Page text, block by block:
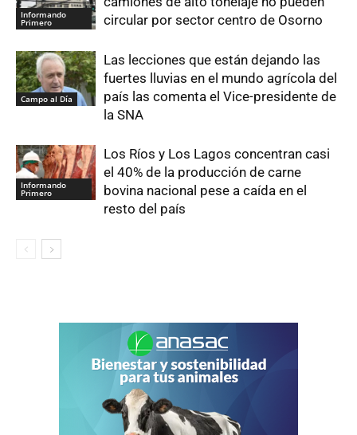
Informando
Primero
circular por sector centro de Osorno
Campo al Día
Las lecciones que están dejando las
fuertes lluvias en el mundo agrícola del
país las comenta el Vice-presidente de
la SNA
Informando
Primero
Los Ríos y Los Lagos concentran casi
el 40% de la producción de carne
bovina nacional pese a caída en el
resto del país